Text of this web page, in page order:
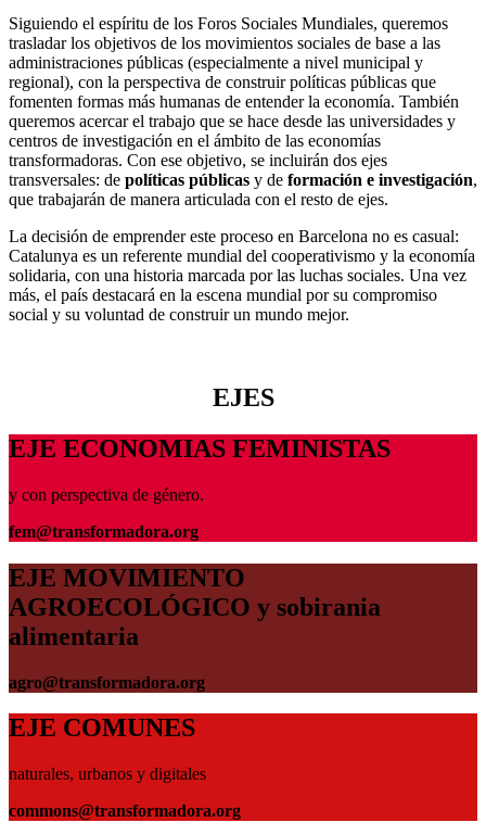
Siguiendo el espíritu de los Foros Sociales Mundiales, queremos
trasladar los objetivos de los movimientos sociales de base a las
administraciones públicas (especialmente a nivel municipal y
regional), con la perspectiva de construir políticas públicas que
fomenten formas más humanas de entender la economía. También
queremos acercar el trabajo que se hace desde las universidades y
centros de investigación en el ámbito de las economías
transformadoras. Con ese objetivo, se incluirán dos ejes
transversales: de políticas públicas y de formación e investigación,
que trabajarán de manera articulada con el resto de ejes.
La decisión de emprender este proceso en Barcelona no es casual:
Catalunya es un referente mundial del cooperativismo y la economía
solidaria, con una historia marcada por las luchas sociales. Una vez
más, el país destacará en la escena mundial por su compromiso
social y su voluntad de construir un mundo mejor.
EJES
EJE ECONOMIAS FEMINISTAS
y con perspectiva de género.
fem@transformadora.org
EJE MOVIMIENTO
AGROECOLÓGICO y sobirania
alimentaria
agro@transformadora.org
EJE COMUNES
naturales, urbanos y digitales
commons@transformadora.org